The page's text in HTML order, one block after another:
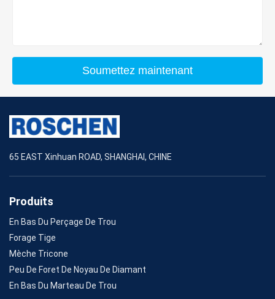
Soumettez maintenant
65 EAST Xinhuan ROAD, SHANGHAI, CHINE
Produits
En Bas Du Perçage De Trou
Forage Tige
Mèche Tricone
Peu De Foret De Noyau De Diamant
En Bas Du Marteau De Trou